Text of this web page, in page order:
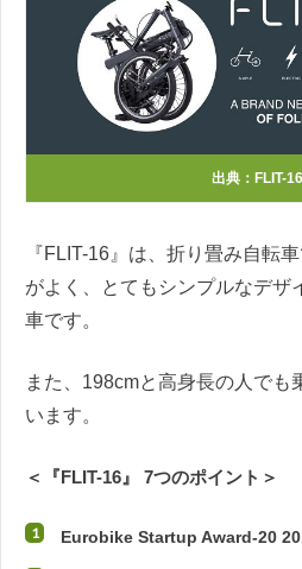
出典： FLIT-16
『FLIT-16』は、折り畳み自転
がよく、とてもシンプルなデザ
車です。
また、198cmと高身長の人でも
います。
＜『FLIT-16』 7つのポイント＞
Eurobike Startup Award-20